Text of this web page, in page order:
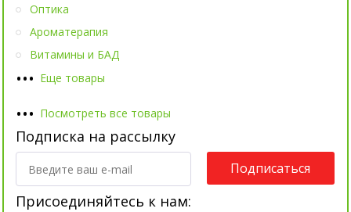
••• Еще товары
Оптика
Ароматерапия
Витамины и БАД
••• Посмотреть все товары
Подписка на рассылку
Подписаться
Присоединяйтесь к нам: